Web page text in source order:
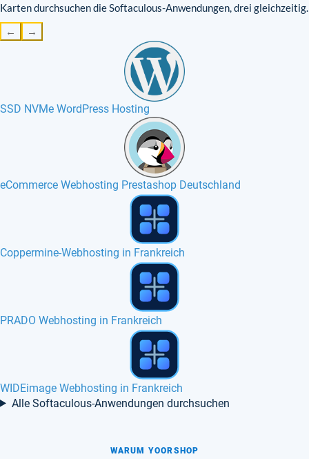
Karten durchsuchen die Softaculous-Anwendungen, drei gleichzeitig.
← →
SSD NVMe WordPress Hosting
eCommerce Webhosting Prestashop Deutschland
Croogo-Webhosting in Frankreich, Belgien, Europa
Webhosting mit Nginx-Plugin
Jcow Webhosting in Frankreich, Kanada
Alle Softaculous-Anwendungen durchsuchen
WARUM YOORSHOP